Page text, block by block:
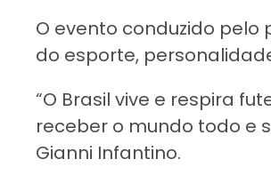
O evento conduzido pelo
do esporte,
“O Brasil vive e respira
receber o mundo todo e
Gianni Infantino.